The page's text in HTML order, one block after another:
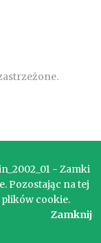
- Zamki
Pozostając na tej
cookie.
Zamknij